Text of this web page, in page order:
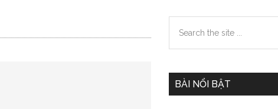
Primary
Sidebar
the
BÀI NỔI BẬT